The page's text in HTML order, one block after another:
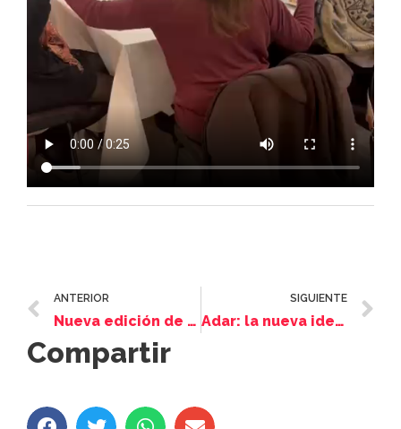
ANTERIOR
Nueva edición de Cine & Análisis
SIGUIENTE
Adar: la nueva identidad de Personas Mayores
Compartir